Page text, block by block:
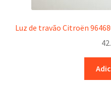
Luz de travão Citroën